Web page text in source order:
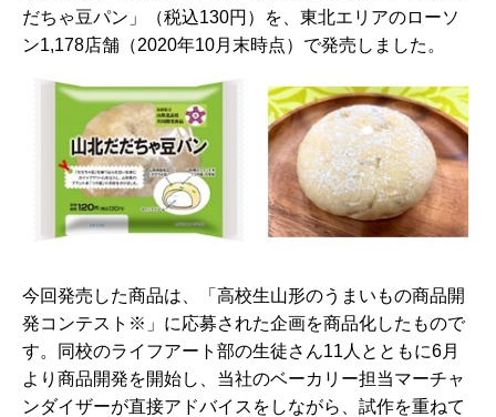
だちゃ豆パン」（税込130円）を、東北エリアのローソ
ン1,178店舗（2020年10月末時点）で発売しました。
今回発売した商品は、「高校生山形のうまいもの商品開
発コンテスト※」に応募された企画を商品化したもので
す。同校のライフアート部の生徒さん11人とともに6月
より商品開発を開始し、当社のベーカリー担当マーチャ
ンダイザーが直接アドバイスをしながら、試作を重ねて